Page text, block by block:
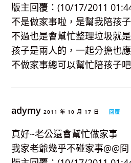
版主回覆：(10/17/2011
不是做家事啦，是幫我陪孩
不過也是會幫忙整理垃圾就是
孩子是兩人的，一起分擔也應
不做家事總可以幫忙陪孩子
adymy2011 年 10 月 17 日 回覆
真好~老公還會幫忙做家事
我家老爺幾乎不碰家事@@冏